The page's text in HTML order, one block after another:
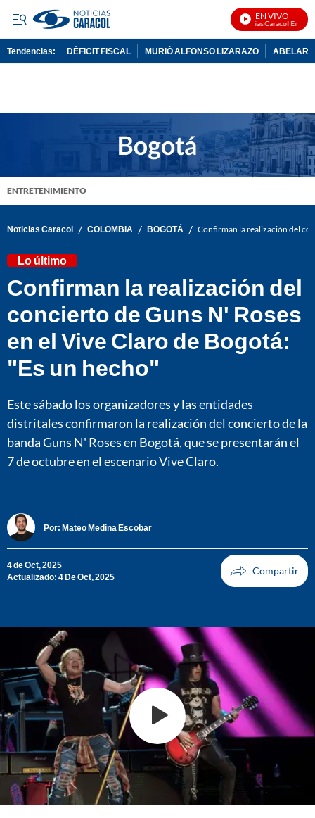
EN VIVO
Noticias Caracol En Vivo
Tendencias: DÉFICIT FISCAL MURIÓ ALFONSO LIZARAZO
ENTRETENIMIENTO
Noticias Caracol / COLOMBIA / BOGOTÁ / Confirman la realización del
Lo último
Confirman la realización del
concierto de Guns N' Roses
en el Vive Claro de Bogotá:
"Es un hecho"
Este sábado los organizadores y las entidades
distritales confirmaron la realización del concierto de la
banda Guns N' Roses en Bogotá, que se presentarán el
7 de octubre en el escenario Vive Claro.
Por: Mateo Medina Escobar
4 de Oct, 2025
Actualizado: 4 De Oct, 2025